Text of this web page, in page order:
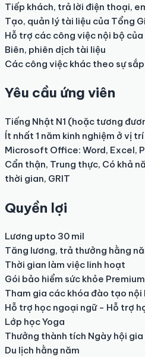
Tiếp khách, trả lời điện thoại,
Tạo, quản lý tài liệu của Tổng
Hỗ trợ các công việc nội bộ
Biên, phiên dịch tài liệu
Các công việc khác theo sự
Yêu cầu ứng viên
Tiếng Nhật N1 (hoặc tương
Ít nhất 1 năm kinh nghiệm ở vị
Microsoft Office: Word, Excel,
Cẩn thận, Trung thực, Có khả
thời gian, GRIT
Quyền lợi
Lương upto 30 mil
Tăng lương, trả thưởng hằng
Thời gian làm việc linh hoạt
Gói bảo hiểm sức khỏe Premium
Tham gia các khóa đào tạo nội
Hỗ trợ học ngoại ngữ - Hỗ trợ
Lớp học Yoga
Thưởng thành tích Ngày hội gia
Du lịch hằng năm